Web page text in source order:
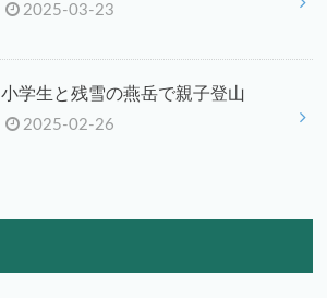
2025-03-23
小学生と残雪の燕岳で親子登山
2025-02-26